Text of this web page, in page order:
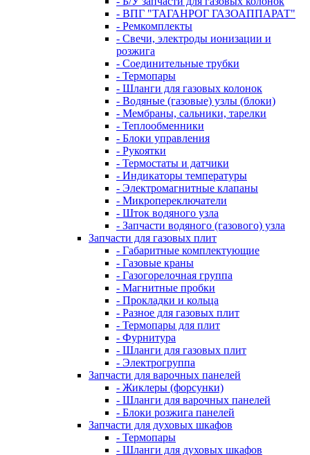
- ВПГ "ТАГАНРОГ ГАЗОАППАРАТ"
- Ремкомплекты
- Свечи, электроды ионизации и
розжига
- Соединительные трубки
- Термопары
- Шланги для газовых колонок
- Водяные (газовые) узлы (блоки)
- Мембраны, сальники, тарелки
- Теплообменники
- Блоки управления
- Рукоятки
- Термостаты и датчики
- Индикаторы температуры
- Электромагнитные клапаны
- Микропереключатели
- Шток водяного узла
- Запчасти водяного (газового) узла
Запчасти для газовых плит
- Габаритные комплектующие
- Газовые краны
- Газогорелочная группа
- Магнитные пробки
- Прокладки и кольца
- Разное для газовых плит
- Термопары для плит
- Фурнитура
- Шланги для газовых плит
- Электрогруппа
Запчасти для варочных панелей
- Жиклеры (форсунки)
- Шланги для варочных панелей
- Блоки розжига панелей
Запчасти для духовых шкафов
- Термопары
- Шланги для духовых шкафов